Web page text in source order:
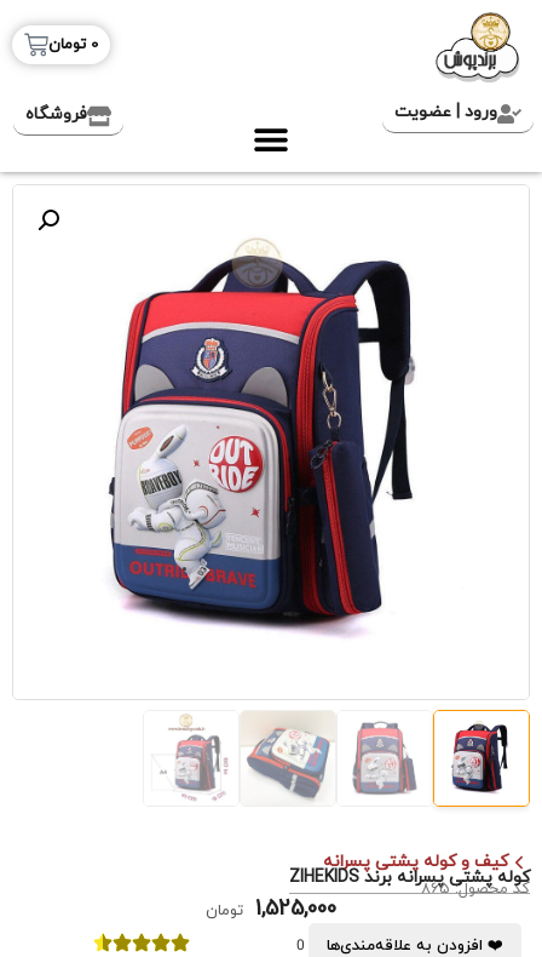
0 تومان
ورود | عضویت فروشگاه
کیف و کوله پشتی پسرانه
کوله پشتی پسرانه برند ZIHEKIDS
کد محصول: 865
1,525,000
تومان
❤️ افزودن به علاقه‌مندی‌ها
0